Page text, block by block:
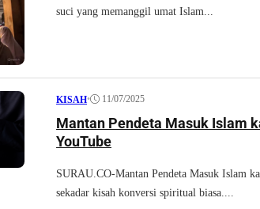
suci yang memanggil umat Islam...
KISAH• 11/07/2025
Mantan Pendeta Masuk Islam
YouTube
SURAU.CO-Mantan Pendeta Masuk Islam
sekadar kisah konversi spiritual biasa....